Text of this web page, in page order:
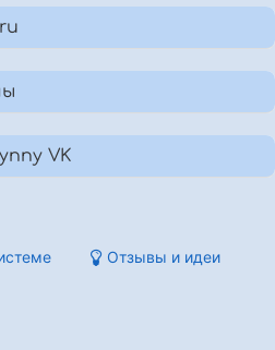
VK
Отзывы и идеи